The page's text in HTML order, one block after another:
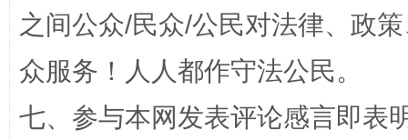
网上购药对药下症？
之间公众/民众/公民对法律、政
众服务！人人都作守法公民。
七、参与本网发表评论感言即表